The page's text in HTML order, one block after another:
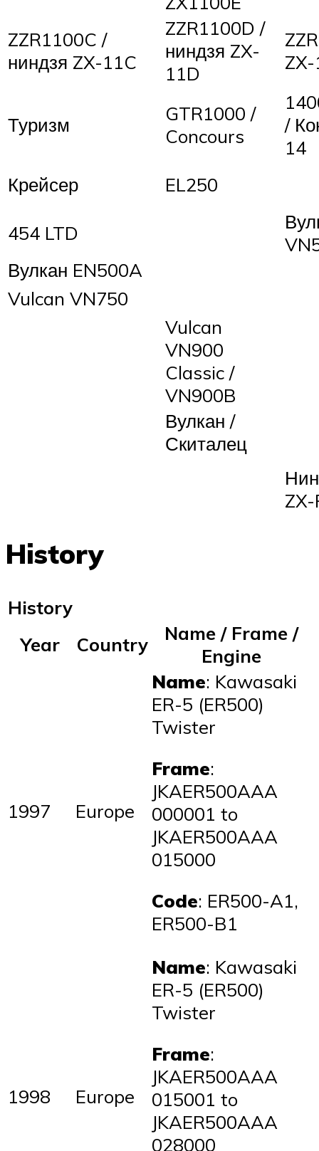
ZZR1100C /
ниндзя ZX-11C
ZZR1100D /
ниндзя ZX-
11D
Туризм
GTR1000 /
Concours
/
14
Крейсер
EL250
454 LTD
Вулкан EN500A
Vulcan VN750
Vulcan
VN900
Classic /
VN900B
Вулкан /
Скиталец
ZX-
History
History
Year
Country
Name / Frame /
Engine
1997 Europe
Name: Kawasaki
ER-5 (ER500)
Twister
Frame:
JKAER500AAA
000001 to
JKAER500AAA
015000
Code: ER500-A1,
ER500-B1
1998 Europe
Name: Kawasaki
ER-5 (ER500)
Twister
Frame:
JKAER500AAA
015001 to
JKAER500AAA
028000